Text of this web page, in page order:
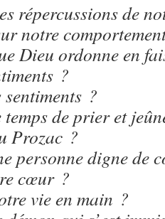
répercussions de
notre
Dieu ordonne en
?
?
temps de prier et
Prozac ?
personne digne de
cœur ?
vie en main ?